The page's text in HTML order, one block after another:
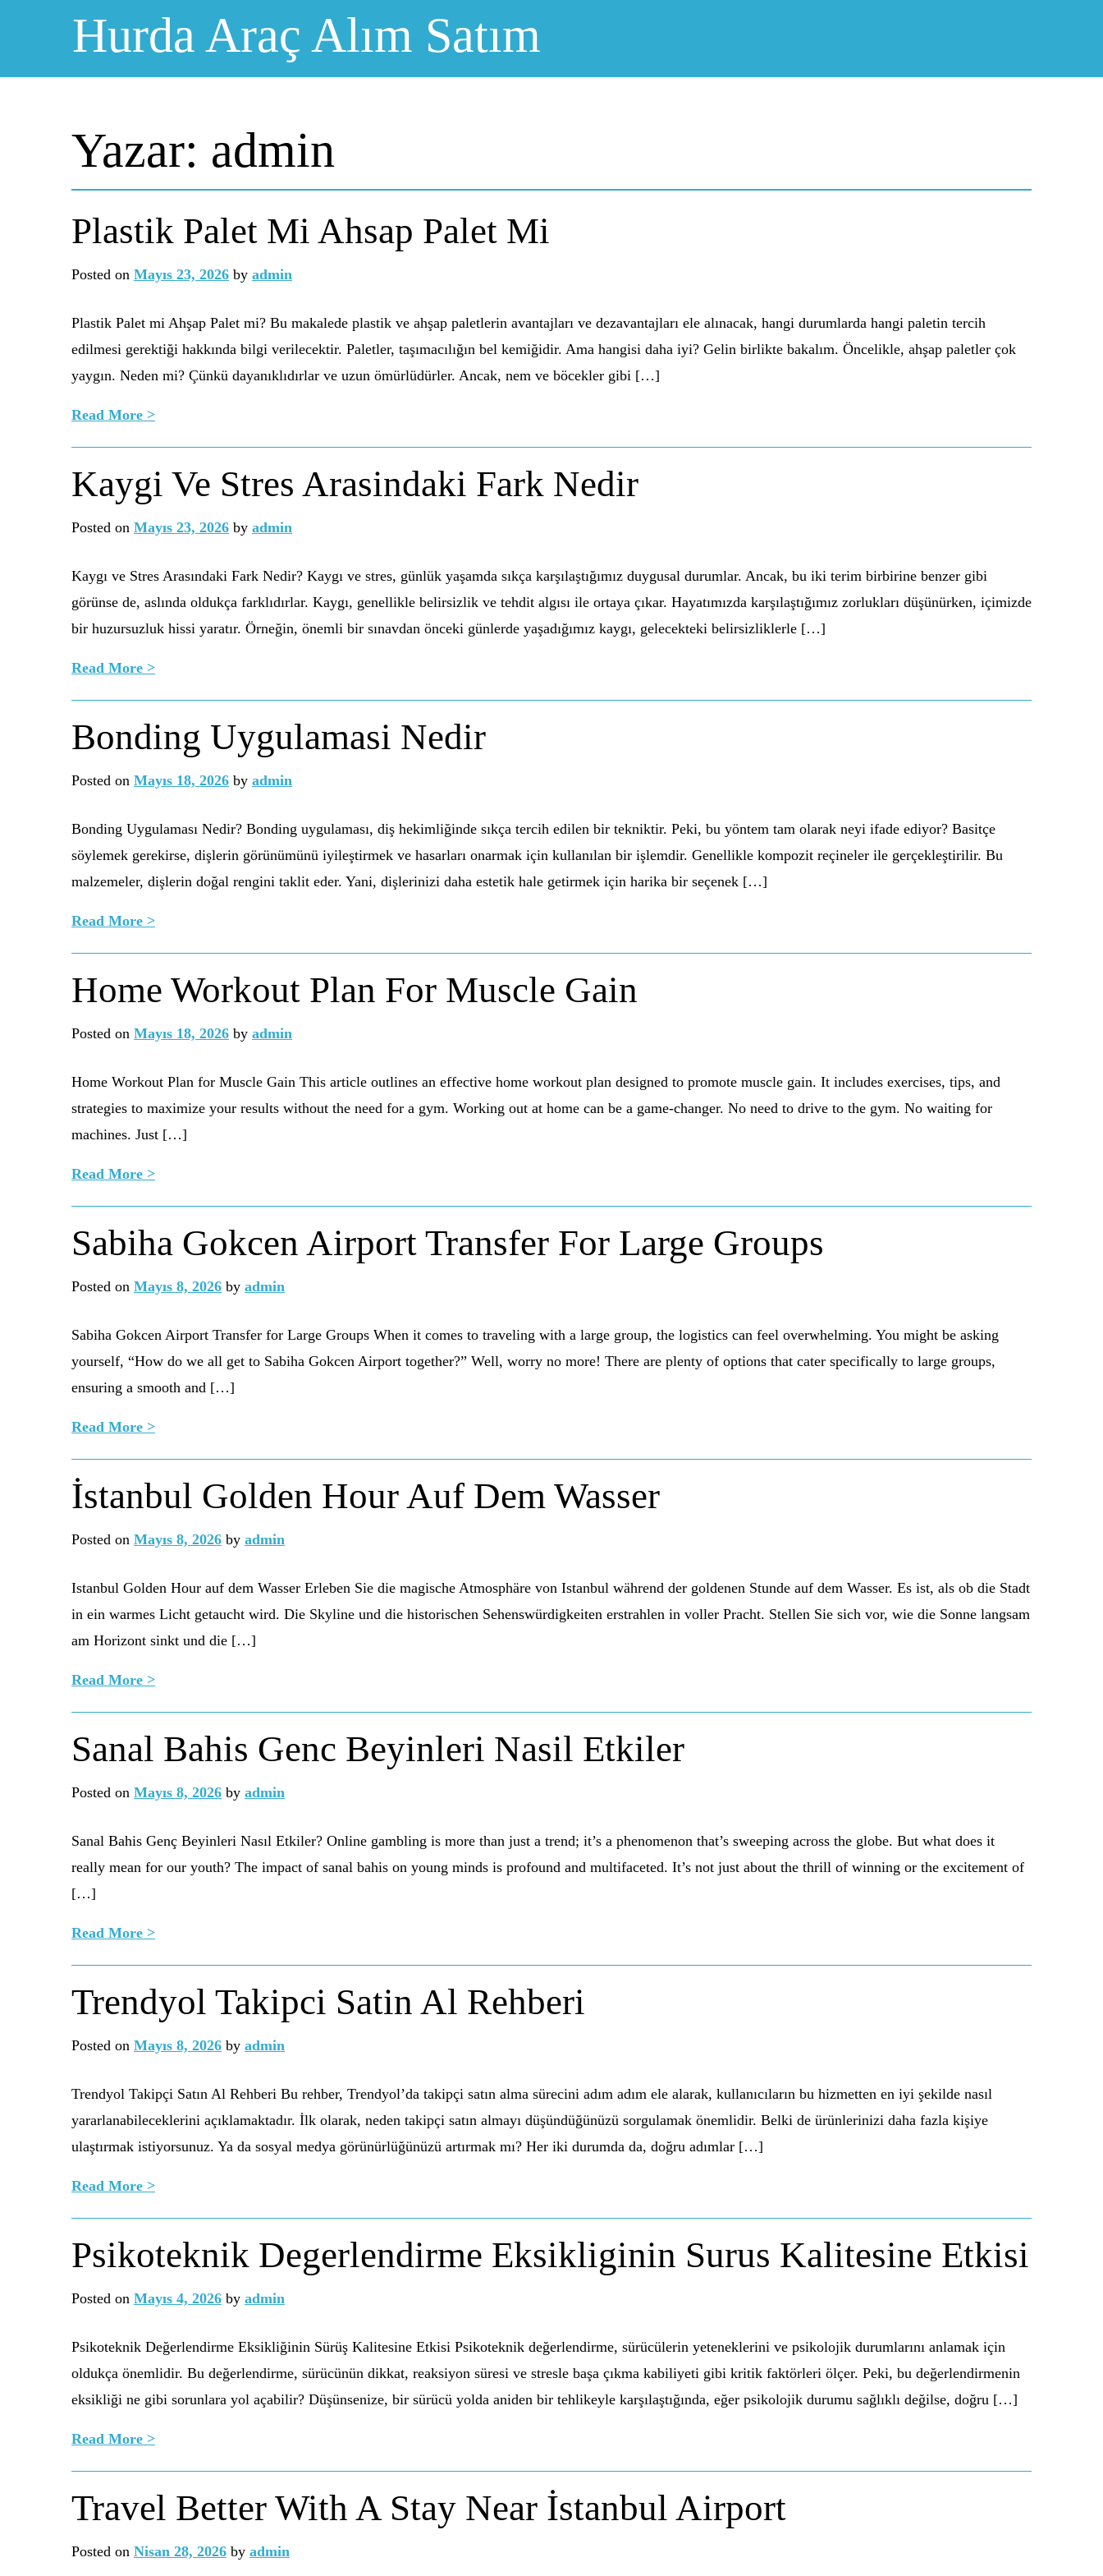
Hurda Araç Alım Satım
Yazar: admin
Plastik Palet Mi Ahsap Palet Mi
Posted on Mayıs 23, 2026 by admin
Plastik Palet mi Ahşap Palet mi? Bu makalede plastik ve ahşap paletlerin avantajları ve dezavantajları ele alınacak, hangi durumlarda hangi paletin tercih
edilmesi gerektiği hakkında bilgi verilecektir. Paletler, taşımacılığın bel kemiğidir. Ama hangisi daha iyi? Gelin birlikte bakalım. Öncelikle, ahşap paletler çok
yaygın. Neden mi? Çünkü dayanıklıdırlar ve uzun ömürlüdürler. Ancak, nem ve böcekler gibi […]
Read More >
Kaygi Ve Stres Arasindaki Fark Nedir
Posted on Mayıs 23, 2026 by admin
Kaygı ve Stres Arasındaki Fark Nedir? Kaygı ve stres, günlük yaşamda sıkça karşılaştığımız duygusal durumlar. Ancak, bu iki terim birbirine benzer gibi
görünse de, aslında oldukça farklıdırlar. Kaygı, genellikle belirsizlik ve tehdit algısı ile ortaya çıkar. Hayatımızda karşılaştığımız zorlukları düşünürken, içimizde
bir huzursuzluk hissi yaratır. Örneğin, önemli bir sınavdan önceki günlerde yaşadığımız kaygı, gelecekteki belirsizliklerle […]
Read More >
Bonding Uygulamasi Nedir
Posted on Mayıs 18, 2026 by admin
Bonding Uygulaması Nedir? Bonding uygulaması, diş hekimliğinde sıkça tercih edilen bir tekniktir. Peki, bu yöntem tam olarak neyi ifade ediyor? Basitçe
söylemek gerekirse, dişlerin görünümünü iyileştirmek ve hasarları onarmak için kullanılan bir işlemdir. Genellikle kompozit reçineler ile gerçekleştirilir. Bu
malzemeler, dişlerin doğal rengini taklit eder. Yani, dişlerinizi daha estetik hale getirmek için harika bir seçenek […]
Read More >
Home Workout Plan For Muscle Gain
Posted on Mayıs 18, 2026 by admin
Home Workout Plan for Muscle Gain This article outlines an effective home workout plan designed to promote muscle gain. It includes exercises, tips, and
strategies to maximize your results without the need for a gym. Working out at home can be a game-changer. No need to drive to the gym. No waiting for
machines. Just […]
Read More >
Sabiha Gokcen Airport Transfer For Large Groups
Posted on Mayıs 8, 2026 by admin
Sabiha Gokcen Airport Transfer for Large Groups When it comes to traveling with a large group, the logistics can feel overwhelming. You might be asking
yourself, “How do we all get to Sabiha Gokcen Airport together?” Well, worry no more! There are plenty of options that cater specifically to large groups,
ensuring a smooth and […]
Read More >
İstanbul Golden Hour Auf Dem Wasser
Posted on Mayıs 8, 2026 by admin
Istanbul Golden Hour auf dem Wasser Erleben Sie die magische Atmosphäre von Istanbul während der goldenen Stunde auf dem Wasser. Es ist, als ob die Stadt
in ein warmes Licht getaucht wird. Die Skyline und die historischen Sehenswürdigkeiten erstrahlen in voller Pracht. Stellen Sie sich vor, wie die Sonne langsam
am Horizont sinkt und die […]
Read More >
Sanal Bahis Genc Beyinleri Nasil Etkiler
Posted on Mayıs 8, 2026 by admin
Sanal Bahis Genç Beyinleri Nasıl Etkiler? Online gambling is more than just a trend; it’s a phenomenon that’s sweeping across the globe. But what does it
really mean for our youth? The impact of sanal bahis on young minds is profound and multifaceted. It’s not just about the thrill of winning or the excitement of
[…]
Read More >
Trendyol Takipci Satin Al Rehberi
Posted on Mayıs 8, 2026 by admin
Trendyol Takipçi Satın Al Rehberi Bu rehber, Trendyol’da takipçi satın alma sürecini adım adım ele alarak, kullanıcıların bu hizmetten en iyi şekilde nasıl
yararlanabileceklerini açıklamaktadır. İlk olarak, neden takipçi satın almayı düşündüğünüzü sorgulamak önemlidir. Belki de ürünlerinizi daha fazla kişiye
ulaştırmak istiyorsunuz. Ya da sosyal medya görünürlüğünüzü artırmak mı? Her iki durumda da, doğru adımlar […]
Read More >
Psikoteknik Degerlendirme Eksikliginin Surus Kalitesine Etkisi
Posted on Mayıs 4, 2026 by admin
Psikoteknik Değerlendirme Eksikliğinin Sürüş Kalitesine Etkisi Psikoteknik değerlendirme, sürücülerin yeteneklerini ve psikolojik durumlarını anlamak için
oldukça önemlidir. Bu değerlendirme, sürücünün dikkat, reaksiyon süresi ve stresle başa çıkma kabiliyeti gibi kritik faktörleri ölçer. Peki, bu değerlendirmenin
eksikliği ne gibi sorunlara yol açabilir? Düşünsenize, bir sürücü yolda aniden bir tehlikeyle karşılaştığında, eğer psikolojik durumu sağlıklı değilse, doğru […]
Read More >
Travel Better With A Stay Near İstanbul Airport
Posted on Nisan 28, 2026 by admin